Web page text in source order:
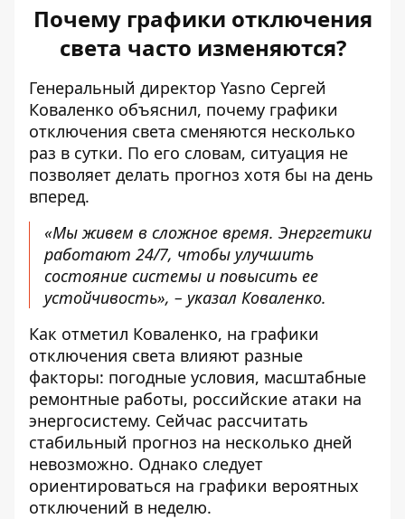
Почему графики отключения
света часто изменяются?
Генеральный директор Yasno Сергей
Коваленко объяснил, почему графики
отключения света сменяются несколько
раз в сутки. По его словам, ситуация не
позволяет делать прогноз хотя бы на день
вперед.
«Мы живем в сложное время. Энергетики
работают 24/7, чтобы улучшить
состояние системы и повысить ее
устойчивость», – указал Коваленко.
Как отметил Коваленко, на графики
отключения света влияют разные
факторы: погодные условия, масштабные
ремонтные работы, российские атаки на
энергосистему. Сейчас рассчитать
стабильный прогноз на несколько дней
невозможно. Однако следует
ориентироваться на графики вероятных
отключений в неделю.